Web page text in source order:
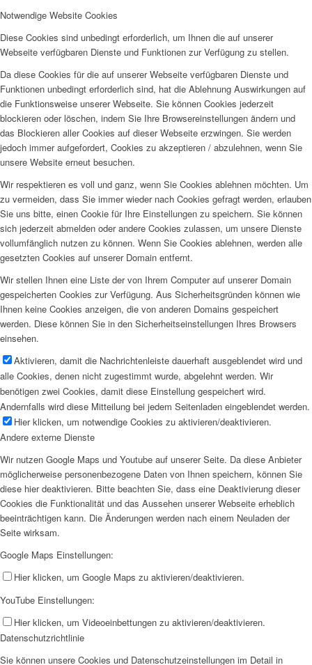
Notwendige Website Cookies
Diese Cookies sind unbedingt erforderlich, um Ihnen die auf unserer
Webseite verfügbaren Dienste und Funktionen zur Verfügung zu stellen.
Da diese Cookies für die auf unserer Webseite verfügbaren Dienste und
Funktionen unbedingt erforderlich sind, hat die Ablehnung Auswirkungen auf
die Funktionsweise unserer Webseite. Sie können Cookies jederzeit
blockieren oder löschen, indem Sie Ihre Browsereinstellungen ändern und
das Blockieren aller Cookies auf dieser Webseite erzwingen. Sie werden
jedoch immer aufgefordert, Cookies zu akzeptieren / abzulehnen, wenn Sie
unsere Website erneut besuchen.
Wir respektieren es voll und ganz, wenn Sie Cookies ablehnen möchten. Um
zu vermeiden, dass Sie immer wieder nach Cookies gefragt werden, erlauben
Sie uns bitte, einen Cookie für Ihre Einstellungen zu speichern. Sie können
sich jederzeit abmelden oder andere Cookies zulassen, um unsere Dienste
vollumfänglich nutzen zu können. Wenn Sie Cookies ablehnen, werden alle
gesetzten Cookies auf unserer Domain entfernt.
Wir stellen Ihnen eine Liste der von Ihrem Computer auf unserer Domain
gespeicherten Cookies zur Verfügung. Aus Sicherheitsgründen können wie
Ihnen keine Cookies anzeigen, die von anderen Domains gespeichert
werden. Diese können Sie in den Sicherheitseinstellungen Ihres Browsers
einsehen.
Aktivieren, damit die Nachrichtenleiste dauerhaft ausgeblendet wird und
alle Cookies, denen nicht zugestimmt wurde, abgelehnt werden. Wir
benötigen zwei Cookies, damit diese Einstellung gespeichert wird.
Andernfalls wird diese Mitteilung bei jedem Seitenladen eingeblendet werden.
Hier klicken, um notwendige Cookies zu aktivieren/deaktivieren.
Andere externe Dienste
Wir nutzen Google Maps und Youtube auf unserer Seite. Da diese Anbieter
möglicherweise personenbezogene Daten von Ihnen speichern, können Sie
diese hier deaktivieren. Bitte beachten Sie, dass eine Deaktivierung dieser
Cookies die Funktionalität und das Aussehen unserer Webseite erheblich
beeinträchtigen kann. Die Änderungen werden nach einem Neuladen der
Seite wirksam.
Google Maps Einstellungen:
Hier klicken, um Google Maps zu aktivieren/deaktivieren.
YouTube Einstellungen:
Hier klicken, um Videoeinbettungen zu aktivieren/deaktivieren.
Datenschutzrichtlinie
Sie können unsere Cookies und Datenschutzeinstellungen im Detail in